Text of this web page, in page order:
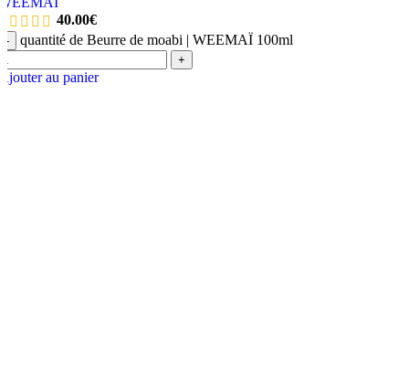
40.00€
- quantité de Beurre de moabi | WEEMAÏ 100ml
+
au panier